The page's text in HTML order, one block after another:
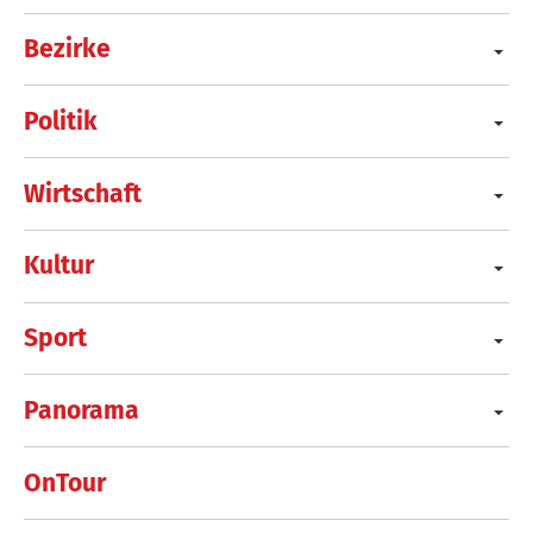
Bezirke
Politik
Wirtschaft
Kultur
Sport
Panorama
OnTour